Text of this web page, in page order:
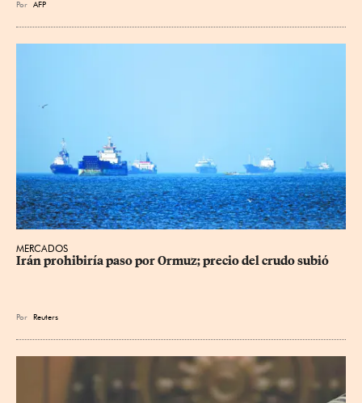
Por AFP
MERCADOS
Irán prohibiría paso por Ormuz; precio del crudo subió
Por Reuters